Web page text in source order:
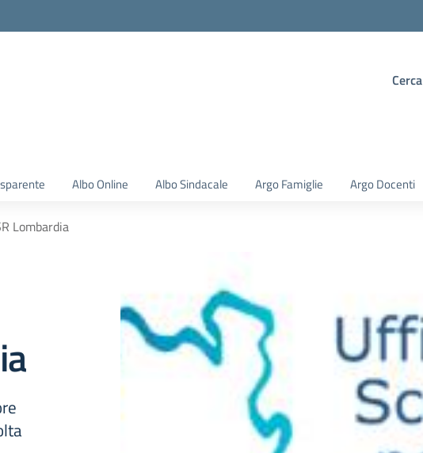
Cerca
Albo Online Albo Sindacale Argo Famiglie Argo Docenti
Lombardia